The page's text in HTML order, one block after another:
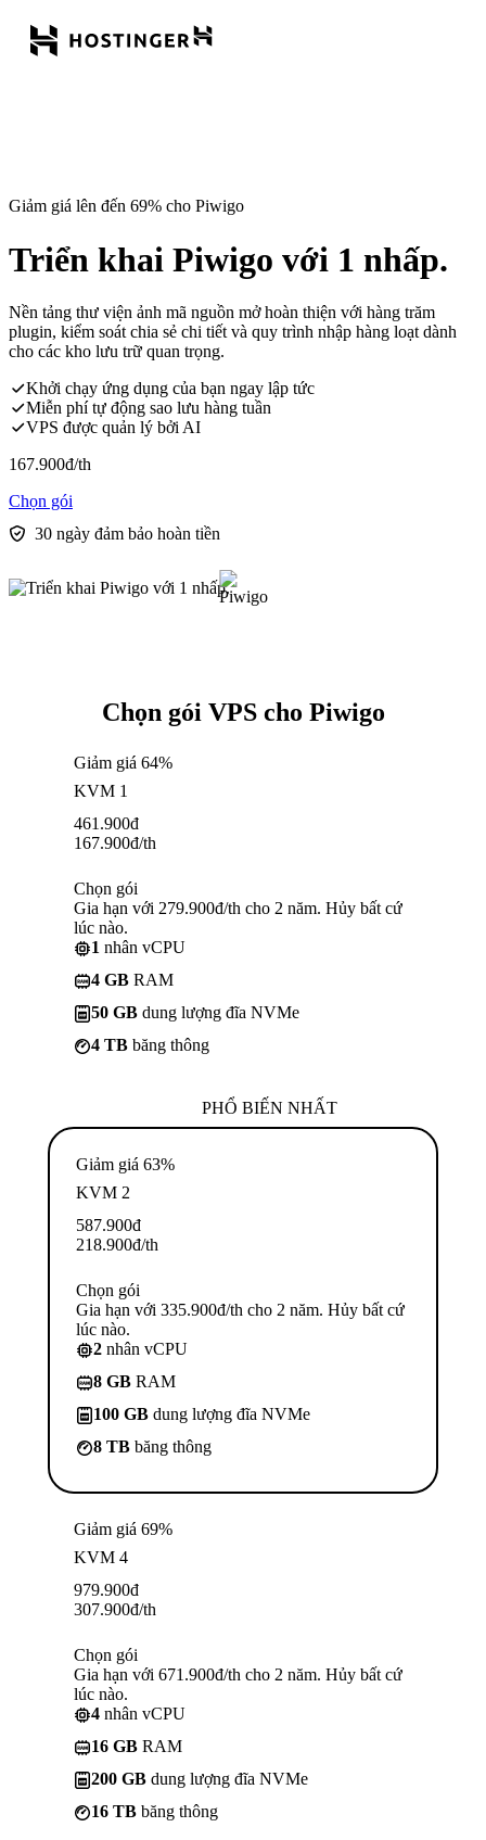
Giảm giá lên đến 69% cho Piwigo
Triển khai Piwigo với 1 nhấp.
Nền tảng thư viện ảnh mã nguồn mở hoàn thiện với hàng trăm
plugin, kiểm soát chia sẻ chi tiết và quy trình nhập hàng loạt dành
cho các kho lưu trữ quan trọng.
Khởi chạy ứng dụng của bạn ngay lập tức
Miễn phí tự động sao lưu hàng tuần
VPS được quản lý bởi AI
167.900đ/th
Chọn gói
30 ngày đảm bảo hoàn tiền
Chọn gói VPS cho Piwigo
Giảm giá 64%
KVM 1
461.900đ
167.900đ/th
Chọn gói
Gia hạn với 279.900đ/th cho 2 năm. Hủy bất cứ
lúc nào.
1 nhân vCPU
4 GB RAM
50 GB dung lượng đĩa NVMe
4 TB băng thông
PHỔ BIẾN NHẤT
Giảm giá 63%
KVM 2
587.900đ
218.900đ/th
Chọn gói
Gia hạn với 335.900đ/th cho 2 năm. Hủy bất cứ
lúc nào.
2 nhân vCPU
8 GB RAM
100 GB dung lượng đĩa NVMe
8 TB băng thông
Giảm giá 69%
KVM 4
979.900đ
307.900đ/th
Chọn gói
Gia hạn với 671.900đ/th cho 2 năm. Hủy bất cứ
lúc nào.
4 nhân vCPU
16 GB RAM
200 GB dung lượng đĩa NVMe
16 TB băng thông